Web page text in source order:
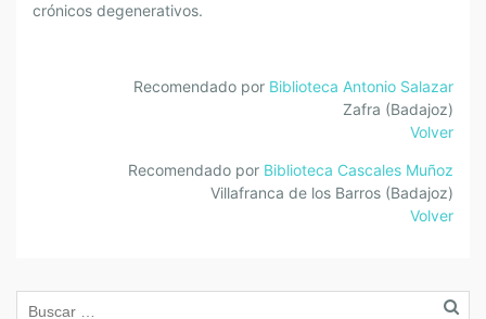
crónicos degenerativos.
Recomendado por Biblioteca Antonio Salazar
Zafra (Badajoz)
Volver
Recomendado por Biblioteca Cascales Muñoz
Villafranca de los Barros (Badajoz)
Volver